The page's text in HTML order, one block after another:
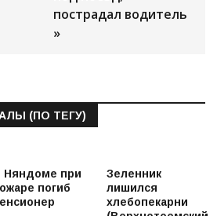
пострадал водитель
»
(ПО ТЕГУ)
Няндоме при
погиб
Зеленник
лишился
хлебопекарни